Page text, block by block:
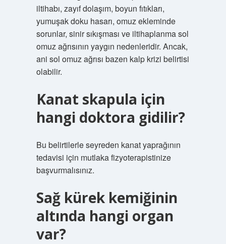
iltihabı, zayıf dolaşım, boyun fıtıkları,
yumuşak doku hasarı, omuz ekleminde
sorunlar, sinir sıkışması ve iltihaplanma sol
omuz ağrısının yaygın nedenleridir. Ancak,
ani sol omuz ağrısı bazen kalp krizi belirtisi
olabilir.
Kanat skapula için
hangi doktora gidilir?
Bu belirtilerle seyreden kanat yaprağının
tedavisi için mutlaka fizyoterapistinize
başvurmalısınız.
Sağ kürek kemiğinin
altında hangi organ
var?